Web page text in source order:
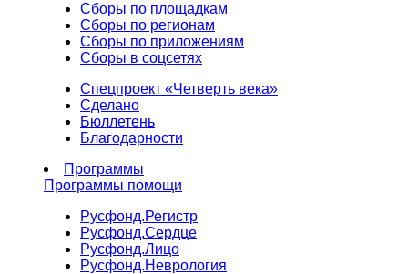
Сборы по площадкам
Сборы по регионам
Сборы по приложениям
Сборы в соцсетях
Спецпроект «Четверть века»
Сделано
Бюллетень
Благодарности
Программы
Программы помощи
Русфонд.Регистр
Русфонд.Сердце
Русфонд.Лицо
Русфонд.Неврология